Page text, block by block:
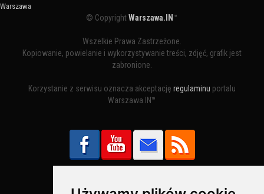
Warszawa
© CopyrightWarszawa.IN ™
Wszelkie Prawa Zastrzeżone.
Kopiowanie, powielanie i wykorzystywanie treści, zdjęć, grafik jest
zabronione.
Korzystanie z serwisu oznacza akceptację regulaminu portalu
Warszawa.IN™